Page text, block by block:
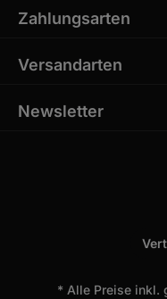
Zahlungsarten
Versandarten
Newsletter
* Alle Preise inkl.